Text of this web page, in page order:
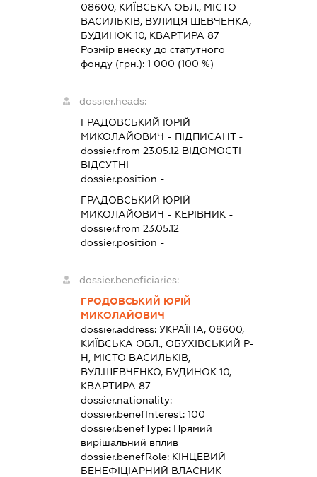
08600, КИЇВСЬКА ОБЛ., МІСТО
ВАСИЛЬКІВ, ВУЛИЦЯ ШЕВЧЕНКА,
БУДИНОК 10, КВАРТИРА 87
Розмір внеску до статутного
фонду (грн.): 1 000 (100 %)
dossier.heads:
ГРАДОВСЬКИЙ ЮРІЙ
МИКОЛАЙОВИЧ - ПІДПИСАНТ-
dossier.from 23.05.12 ВІДОМОСТІ
ВІДСУТНІ
dossier.position -
ГРАДОВСЬКИЙ ЮРІЙ
МИКОЛАЙОВИЧ - КЕРІВНИК -
dossier.from 23.05.12
dossier.position -
dossier.beneficiaries:
ГРОДОВСЬКИЙ ЮРІЙ
МИКОЛАЙОВИЧ
dossier.address: УКРАЇНА, 08600,
КИЇВСЬКА ОБЛ., ОБУХІВСЬКИЙ Р-
Н, МІСТО ВАСИЛЬКІВ,
ВУЛ.ШЕВЧЕНКО, БУДИНОК 10,
КВАРТИРА 87
dossier.nationality: -
dossier.benefInterest: 100
dossier.benefType: Прямий
вирішальний вплив
dossier.benefRole: КІНЦЕВИЙ
БЕНЕФІЦІАРНИЙ ВЛАСНИК